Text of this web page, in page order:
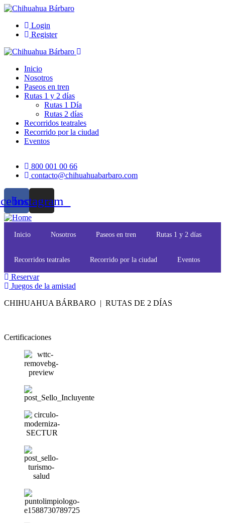
Login
Register
Inicio
Nosotros
Paseos en tren
Rutas 1 y 2 días
Rutas 1 Día
Rutas 2 días
Recorridos teatrales
Recorrido por la ciudad
Eventos
800 001 00 66
contacto@chihuahuabarbaro.com
Instagram
Inicio Nosotros Paseos en tren Rutas 1 y 2 días
Recorridos teatrales Recorrido por la ciudad Eventos
Reservar
Juegos de la amistad
CHIHUAHUA BÁRBARO | RUTAS DE 2 DÍAS
Certificaciones